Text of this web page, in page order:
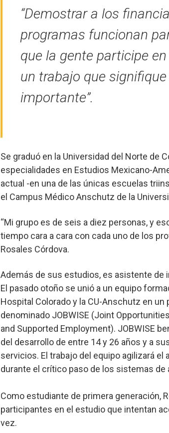
“Demostrar a los
programas funcionan
que la gente participe
un trabajo que
importante”.
Se graduó en la Universidad del Norte de
especialidades en Estudios Mexicano-
actual -en una de las únicas escuelas
el Campus Médico Anschutz de la
“Mi grupo es de seis a diez personas, y
tiempo cara a cara con cada uno de los
Rosales Córdova.
Además de sus estudios, es asistente de
El pasado otoño se unió a un equipo
Hospital Colorado y la CU-Anschutz en
denominado JOBWISE (Joint
and Supported Employment). JOBWISE
del desarrollo de entre 14 y 26 años y a
servicios. El trabajo del equipo agilizará
durante el crítico paso de los sistemas
Como estudiante de primera generación,
participantes en el estudio que intentan
vez.